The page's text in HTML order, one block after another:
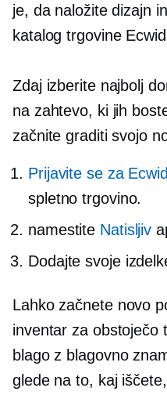
je, da naložite dizajn
katalog trgovine
Zdaj izberite najbolj
na zahtevo, ki jih
začnite graditi svojo
Prijavite se za Ecwid
spletno trgovino.
namestite Natisljiv
Dodajte svoje
Lahko začnete novo
inventar za obstoječo
blago z blagovno
glede na to, kaj iščete,